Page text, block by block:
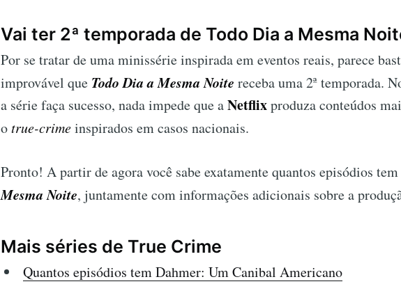
Vai ter 2ª temporada de Todo Dia a Mesma
Por se tratar de uma minissérie inspirada em eventos reais, parece
improvável que Todo Dia a Mesma Noite receba uma 2ª temporada.
a série faça sucesso, nada impede que aNetflixproduza conteúdos
otrue-crimeinspirados em casos nacionais.
Pronto! A partir de agora você sabe exatamente quantos episódios tem
Mesma Noite, juntamente com informações adicionais sobre a
Mais séries de True Crime
Quantos episódios tem Dahmer: Um Canibal Americano